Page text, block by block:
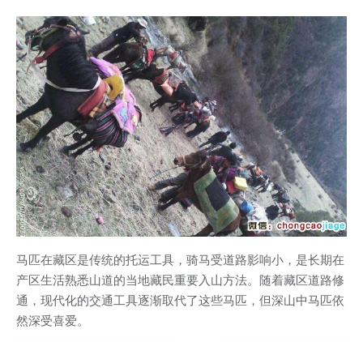
马匹在藏区是传统的托运工具，骑马受道路影响小，是长期在
产区生活熟悉山道的当地藏民重要入山方法。随着藏区道路修
通，现代化的交通工具逐渐取代了这些马匹，但深山中马匹依
然深受喜爱。